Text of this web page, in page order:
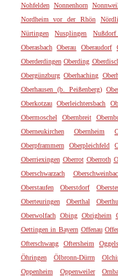
Nohfelden Nonnenhorn
Nordheim vor der Rhön
Nürtingen
Nusplingen
Oberasbach
Oberau Oberaudorf
Oberderdingen Oberding
Obergünzburg Oberhaching
Oberhausen (b. Peißenberg)
Oberkotzau
Oberleichtersbach
Obermoschel
Obernbreit
Oberneukirchen
Obernheim
Oberpframmern
Oberpleichfeld
Oberriexingen Oberrot Oberroth
Oberschwarzach
Oberstaufen
Oberstdorf
Oberteuringen
Oberthal
Oberwolfach Obing Obrigheim
Oettingen in Bayern Offenau
Ofterschwang
Oftersheim
Öhringen
Ölbronn-Dürrn
Oppenheim
Oppenweiler